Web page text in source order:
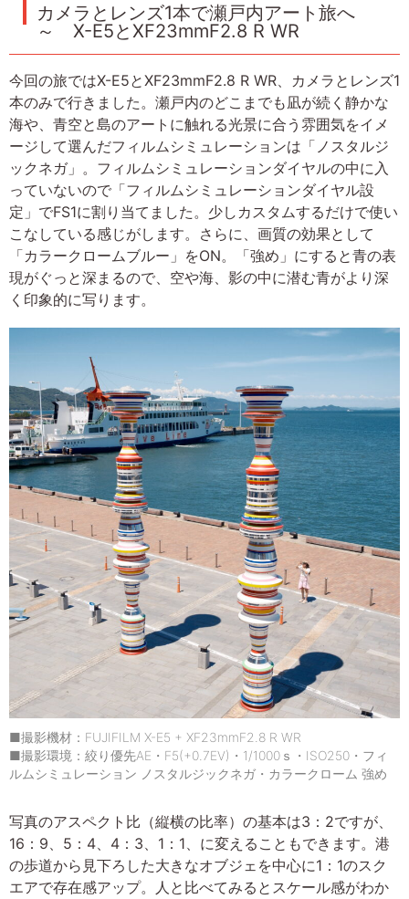
カメラとレンズ1本で瀬戸内アート旅へ
～ X-E5とXF23mmF2.8 R WR
今回の旅ではX-E5とXF23mmF2.8 R WR、カメラとレンズ1
本のみで行きました。瀬戸内のどこまでも凪が続く静かな
海や、青空と島のアートに触れる光景に合う雰囲気をイメ
ージして選んだフィルムシミュレーションは「ノスタルジ
ックネガ」。フィルムシミュレーションダイヤルの中に入
っていないので「フィルムシミュレーションダイヤル設
定」でFS1に割り当てました。少しカスタムするだけで使い
こなしている感じがします。さらに、画質の効果として
「カラークロームブルー」をON。「強め」にすると青の表
現がぐっと深まるので、空や海、影の中に潜む青がより深
く印象的に写ります。
■撮影機材：FUJIFILM X-E5 + XF23mmF2.8 R WR
■撮影環境：絞り優先AE・F5(+0.7EV)・1/1000ｓ・ISO250・フィ
ルムシミュレーション ノスタルジックネガ・カラークローム 強め
写真のアスペクト比（縦横の比率）の基本は3：2ですが、
16：9、5：4、4：3、1：1、に変えることもできます。港
の歩道から見下ろした大きなオブジェを中心に1：1のスク
エアで存在感アップ。人と比べてみるとスケール感がわか